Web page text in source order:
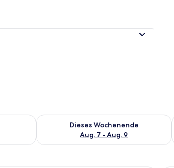
morgen, Aug. 7 - Aug. 8.
Dieses Wochenende
Aug. 7 - Aug. 9
Überprüfe die Verfügbarkeit für dieses